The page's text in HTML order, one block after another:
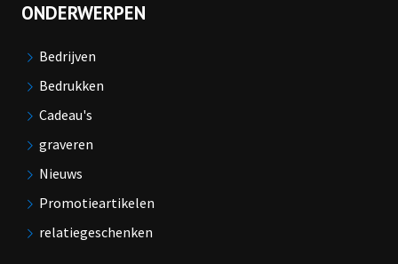
ONDERWERPEN
Bedrijven
Bedrukken
Cadeau's
graveren
Nieuws
Promotieartikelen
relatiegeschenken